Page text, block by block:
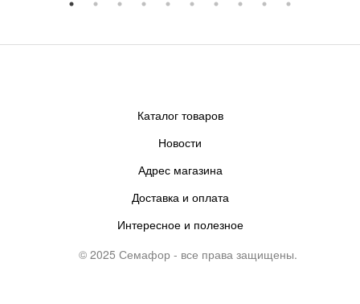
Каталог товаров
Новости
Адрес магазина
Доставка и оплата
Интересное и полезное
© 2025 Семафор - все права защищены.